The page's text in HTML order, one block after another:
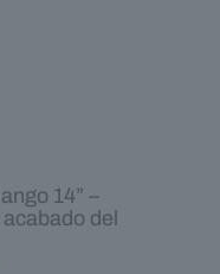
14” –
del